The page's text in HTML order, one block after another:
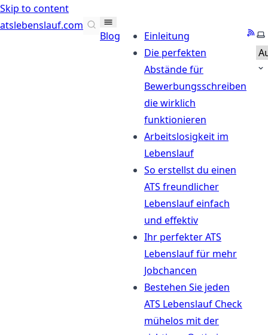
Skip to content
atslebenslauf.com
Blog
Einleitung
Die perfekten
Abstände für
Bewerbungsschreiben
die wirklich
funktionieren
Arbeitslosigkeit im
Lebenslauf
So erstellst du einen
ATS freundlicher
Lebenslauf einfach
und effektiv
Ihr perfekter ATS
Lebenslauf für mehr
Jobchancen
Bestehen Sie jeden
ATS Lebenslauf Check
mühelos mit der
RSS